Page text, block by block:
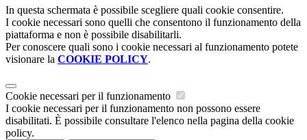
In questa schermata è possibile scegliere quali cookie consentire.
I cookie necessari sono quelli che consentono il funzionamento della
piattaforma e non è possibile disabilitarli.
Per conoscere quali sono i cookie necessari al funzionamento potete
visionare la COOKIE POLICY.
Cookie necessari per il funzionamento
I cookie necessari per il funzionamento non possono essere
disabilitati. È possibile consultare l'elenco nella pagina della cookie
policy.